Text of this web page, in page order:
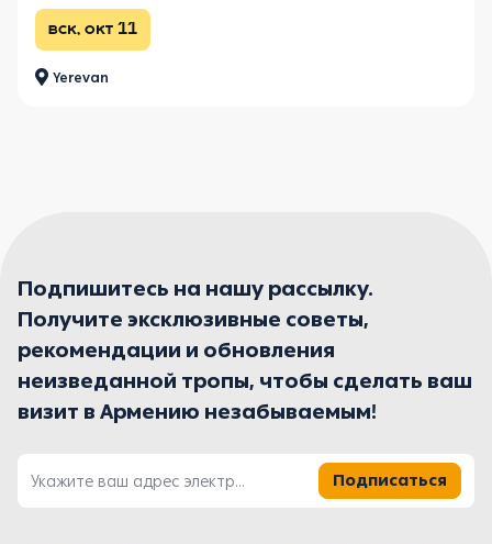
вск, окт 11
Yerevan
Подпишитесь на нашу рассылку.
Получите эксклюзивные советы,
рекомендации и обновления
неизведанной тропы, чтобы сделать ваш
визит в Армению незабываемым!
Подписаться